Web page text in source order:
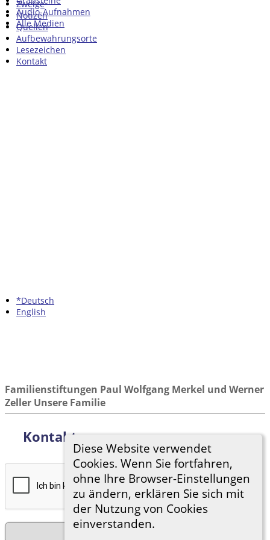
Audio-Aufnahmen
Alle Medien
Zweige
Notizen
Quellen
Aufbewahrungsorte
Lesezeichen
Kontakt
*Deutsch
English
Familienstiftungen Paul Wolfgang Merkel und Werner
Zeller Unsere Familie
Diese Website verwendet
Cookies. Wenn Sie fortfahren,
ohne Ihre Browser-Einstellungen
zu ändern, erklären Sie sich mit
der Nutzung von Cookies
einverstanden.
Kontakt